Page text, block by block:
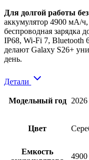
Для долгой работы
аккумулятор 4900 мА/ч,
беспроводная зарядка
IP68, Wi-Fi 7, Bluetooth
делают Galaxy S26+
день.
Детали
Модельный год 2026
Цвет
Емкость